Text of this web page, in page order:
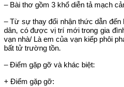
– Bài thơ gồm 3 khổ diễn tả mạch
– Từ sự thay đổi nhận thức dẫn đến
dân, có được vị trí mới trong gia
vạn nhà/ Là em của vạn kiếp phôi
bất tử trường tồn.
– Điểm gặp gỡ và khác biệt:
+ Điểm gặp gỡ: